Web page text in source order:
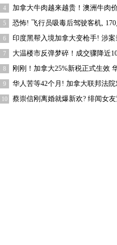
4 加拿大牛肉越来越贵！澳洲牛肉
5 恐怖! 飞行员吸毒后驾驶客机,
6 印度黑帮入境加拿大变枪手! 涉案
7 大温楼市反弹梦碎！成交骤降近
8 刚刚！加拿大25%新税正式生效
9 华人苦等42个月! 加拿大联邦法院
10 蔡崇信刚离婚就爆新欢? 绯闻女